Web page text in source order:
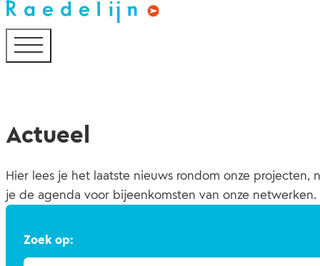
Actueel
Hier lees je het laatste nieuws rondom onze projecten,
je de agenda voor bijeenkomsten van onze netwerken.
Zoek op: